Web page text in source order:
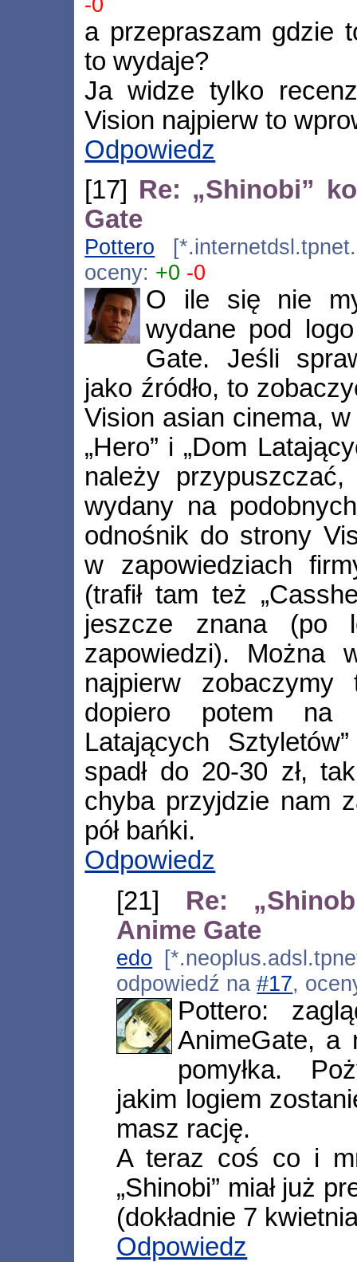
a przepraszam gdzie
to wydaje?
Ja widze tylko
Vision najpierw to
Odpowiedz
[17] Re: „Shinobi”
Gate
Pottero
oceny: +0 -0
O ile się nie
wydane pod
Gate. Jeśli
jako źródło, to
Vision asian cinema,
„Hero” i „Dom
należy
wydany na
odnośnik do strony
w zapowiedziach
(trafił tam też
jeszcze znana (po
zapowiedzi). Można
najpierw
dopiero potem na
Latających
spadł do 20-30 zł,
chyba przyjdzie nam
pół bańki.
Odpowiedz
[21] Re:
Anime Gate
edo
odpowiedź na#17,
Pottero:
AnimeGate, a
pomyłka.
jakim logiem
masz rację.
A teraz coś co i
„Shinobi” miał już
(dokładnie 7
Odpowiedz